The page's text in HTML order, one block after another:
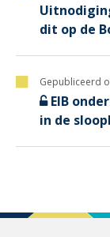
dit op de
Gepubliceerd
EIB
in de